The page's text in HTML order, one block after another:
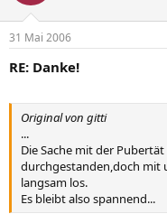
31 Mai 2006
RE: Danke!
Original von gitti
...
Die Sache mit der
durchgestanden,doch mit
langsam los.
Es bleibt also spannend...